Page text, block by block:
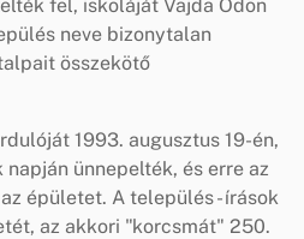
fel, iskoláját Vajda Ödön
neve bizonytalan
összekötő
1993. augusztus 19-én,
ünnepelték, és erre az
épületet. A település - írások
az akkori "korcsmát" 250.